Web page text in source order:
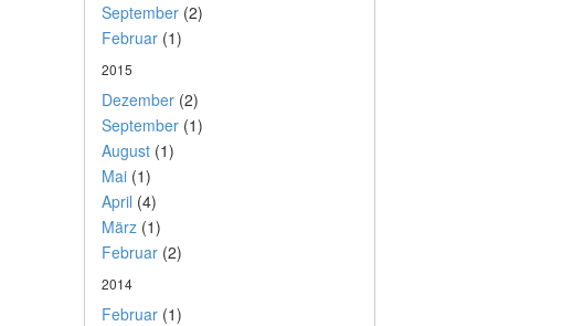
September(2)
Februar(1)
2015
Dezember(2)
September(1)
August(1)
Mai(1)
April (4)
März(1)
Februar(2)
2014
Februar(1)